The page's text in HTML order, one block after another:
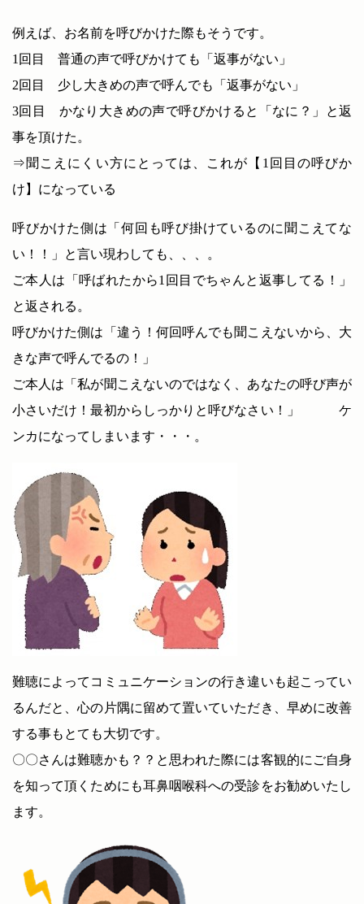
例えば、お名前を呼びかけた際もそうです。
1回目 普通の声で呼びかけても「返事がない」
2回目 少し大きめの声で呼んでも「返事がない」
3回目 かなり大きめの声で呼びかけると「なに？」と返
事を頂けた。
⇒聞こえにくい方にとっては、これが【1回目の呼びか
け】になっている
呼びかけた側は「何回も呼び掛けているのに聞こえてな
い！！」と言い現わしても、、、。
ご本人は「呼ばれたから1回目でちゃんと返事してる！」
と返される。
呼びかけた側は「違う！何回呼んでも聞こえないから、大
きな声で呼んでるの！」
ご本人は「私が聞こえないのではなく、あなたの呼び声が
小さいだけ！最初からしっかりと呼びなさい！」 ケ
ンカになってしまいます・・・。
難聴によってコミュニケーションの行き違いも起こってい
るんだと、心の片隅に留めて置いていただき、早めに改善
する事もとても大切です。
〇〇さんは難聴かも？？と思われた際には客観的にご自身
を知って頂くためにも耳鼻咽喉科への受診をお勧めいたし
ます。